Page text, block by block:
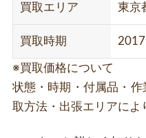
買取エリア 東京
買取時期
※買取価格について
状態・時期・付属品・
取方法・出張エリアによ